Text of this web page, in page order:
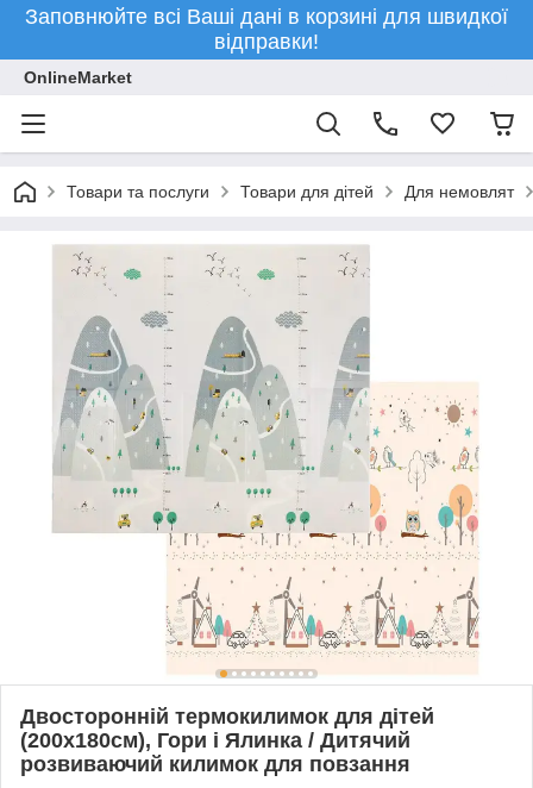
Заповнюйте всі Ваші дані в корзині для швидкої
відправки!
OnlineMarket
Товари та послуги Товари для дітей Для немовлят
Двосторонній термокилимок для дітей
(200х180см), Гори і Ялинка / Дитячий
розвиваючий килимок для повзання